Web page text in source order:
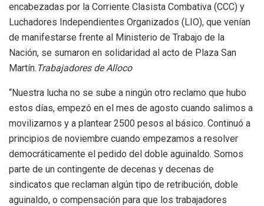
encabezadas por la Corriente Clasista Combativa (CCC) y
Luchadores Independientes Organizados (LIO), que venían
de manifestarse frente al Ministerio de Trabajo de la
Nación, se sumaron en solidaridad al acto de Plaza San
Martín. Trabajadores de Alloco
“Nuestra lucha no se sube a ningún otro reclamo que hubo
estos días, empezó en el mes de agosto cuando salimos a
movilizarnos y a plantear 2500 pesos al básico. Continuó a
principios de noviembre cuando empezamos a resolver
democráticamente el pedido del doble aguinaldo. Somos
parte de un contingente de decenas y decenas de
sindicatos que reclaman algún tipo de retribución, doble
aguinaldo, o compensación para que los trabajadores